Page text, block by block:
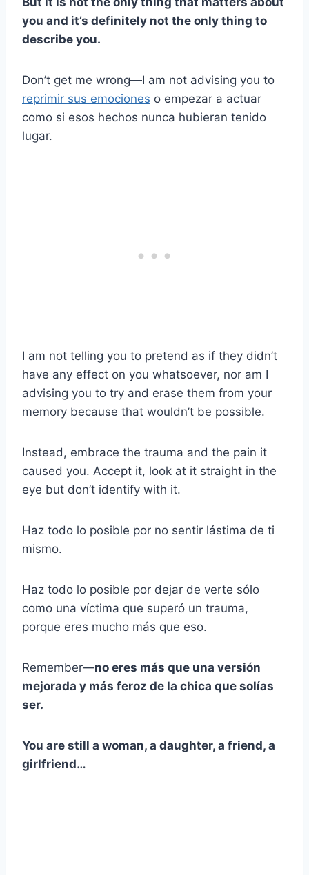
you and it’s definitely not the only thing to
describe you.
Don’t get me wrong—I am not advising you to
reprimir sus emociones o empezar a actuar
como si esos hechos nunca hubieran tenido
lugar.
I am not telling you to pretend as if they didn’t
have any effect on you whatsoever, nor am I
advising you to try and erase them from your
memory because that wouldn’t be possible.
Instead, embrace the trauma and the pain it
caused you. Accept it, look at it straight in the
eye but don’t identify with it.
Haz todo lo posible por no sentir lástima de ti
mismo.
Haz todo lo posible por dejar de verte sólo
como una víctima que superó un trauma,
porque eres mucho más que eso.
Remember—no eres más que una versión
mejorada y más feroz de la chica que solías
ser.
You are still a woman, a daughter, a friend, a
girlfriend…